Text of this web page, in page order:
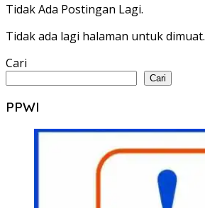
Tidak Ada Postingan Lagi.
Tidak ada lagi halaman untuk dimuat.
Cari
Cari
PPWI